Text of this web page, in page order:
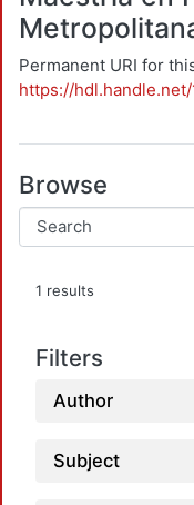
Permanent URI for
https://hdl.handle.net/
Browse
1 results
Filters
Author
Subject